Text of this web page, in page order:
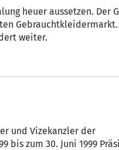
heuer aussetzen. Der
Gebrauchtkleidermarkt.
weiter.
und Vizekanzler der
bis zum 30. Juni 1999